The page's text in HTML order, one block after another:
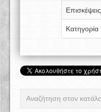
Επισκέψεις
Κατηγορία